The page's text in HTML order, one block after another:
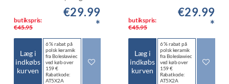
butikspris:
€45.95
€29.99
*
Læg i
indkøbs
kurven
6 % rabat på
polsk keramik
fra Bolesławiec
ved køb over
159 €
Rabatkode:
AT5X2A
butikspris:
€45.95
€29.99
*
Læg i
indkøbs
kurven
6 % rabat på
polsk keramik
fra Bolesławiec
ved køb over
159 €
Rabatkode:
AT5X2A